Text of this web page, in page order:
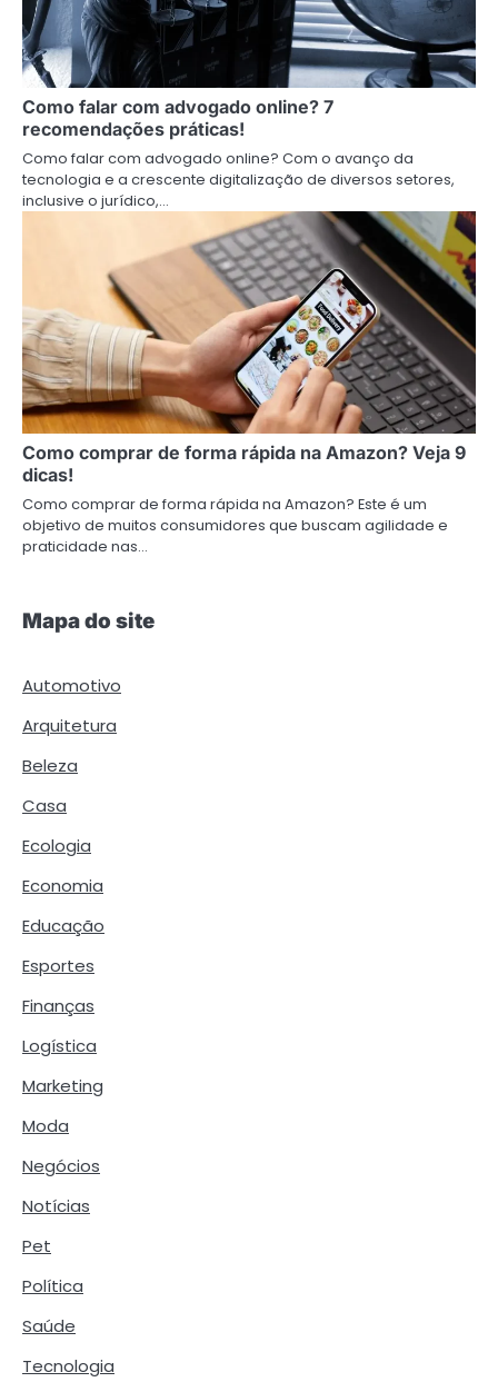
Como falar com advogado online? 7
recomendações práticas!
Como falar com advogado online? Com o avanço da
tecnologia e a crescente digitalização de diversos setores,
inclusive o jurídico,…
Como comprar de forma rápida na Amazon? Veja 9
dicas!
Como comprar de forma rápida na Amazon? Este é um
objetivo de muitos consumidores que buscam agilidade e
praticidade nas…
Mapa do site
Automotivo
Arquitetura
Beleza
Casa
Ecologia
Economia
Educação
Esportes
Finanças
Logística
Marketing
Moda
Negócios
Notícias
Pet
Política
Saúde
Tecnologia